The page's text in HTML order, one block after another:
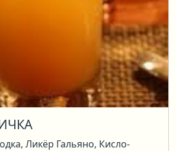
Ликёр Гальяно, Кисло-